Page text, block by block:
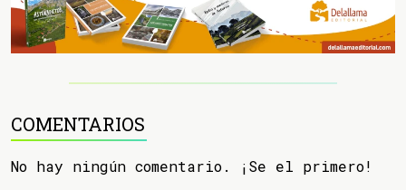
COMENTARIOS
No hay ningún comentario. ¡Se el primero!